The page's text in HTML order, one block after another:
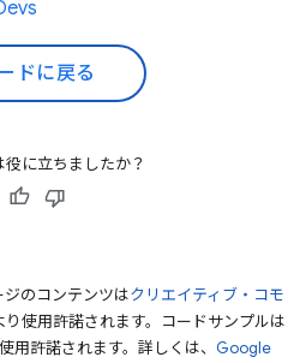
ドに戻る
役に立ちましたか？
のコンテンツはクリエイティブ・コモ
り使用許諾されます。コードサンプルは
用許諾されます。詳しくは、 Google